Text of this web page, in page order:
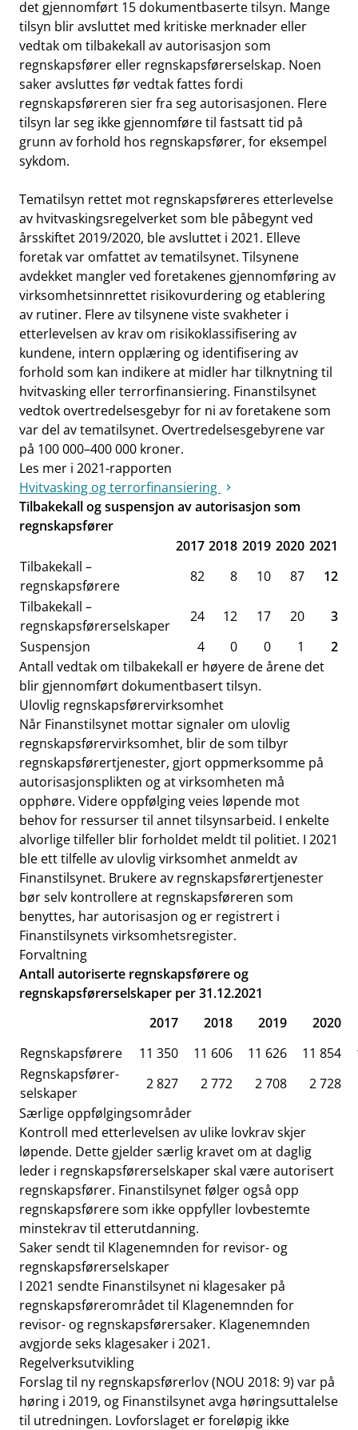
det gjennomført 15 dokumentbaserte tilsyn. Mange
tilsyn blir avsluttet med kritiske merknader eller
vedtak om tilbakekall av autorisasjon som
regnskapsfører eller regnskapsførerselskap. Noen
saker avsluttes før vedtak fattes fordi
regnskapsføreren sier fra seg autorisasjonen. Flere
tilsyn lar seg ikke gjennomføre til fastsatt tid på
grunn av forhold hos regnskapsfører, for eksempel
sykdom.
Tematilsyn rettet mot regnskapsføreres etterlevelse
av hvitvaskingsregelverket som ble påbegynt ved
årsskiftet 2019/2020, ble avsluttet i 2021. Elleve
foretak var omfattet av tematilsynet. Tilsynene
avdekket mangler ved foretakenes gjennomføring av
virksomhetsinnrettet risikovurdering og etablering
av rutiner. Flere av tilsynene viste svakheter i
etterlevelsen av krav om risikoklassifisering av
kundene, intern opplæring og identifisering av
forhold som kan indikere at midler har tilknytning til
hvitvasking eller terrorfinansiering. Finanstilsynet
vedtok overtredelsesgebyr for ni av foretakene som
var del av tematilsynet. Overtredelsesgebyrene var
på 100 000–400 000 kroner.
Les mer i 2021-rapporten
Hvitvasking og terrorfinansiering
Tilbakekall og suspensjon av autorisasjon som
regnskapsfører
2017 2018 2019 2020 2021
Tilbakekall –
regnskapsførere
82 8 10 87
12
Tilbakekall –
regnskapsførerselskaper
24 12 17 20
3
Suspensjon
4 0 0 1
2
Antall vedtak om tilbakekall er høyere de årene det
blir gjennomført dokumentbasert tilsyn.
Ulovlig regnskapsførervirksomhet
Når Finanstilsynet mottar signaler om ulovlig
regnskapsførervirksomhet, blir de som tilbyr
regnskapsførertjenester, gjort oppmerksomme på
autorisasjonsplikten og at virksomheten må
opphøre. Videre oppfølging veies løpende mot
behov for ressurser til annet tilsynsarbeid. I enkelte
alvorlige tilfeller blir forholdet meldt til politiet. I 2021
ble ett tilfelle av ulovlig virksomhet anmeldt av
Finanstilsynet. Brukere av regnskapsførertjenester
bør selv kontrollere at regnskapsføreren som
benyttes, har autorisasjon og er registrert i
Finanstilsynets virksomhetsregister.
Forvaltning
Antall autoriserte regnskapsførere og
regnskapsførerselskaper per 31.12.2021
2017
2018 2019
2020
Regnskapsførere
11 350 11 606 11 626 11 854
Regnskapsfører-
selskaper
2 827 2 772 2 708
2 728
Særlige oppfølgingsområder
Kontroll med etterlevelsen av ulike lovkrav skjer
løpende. Dette gjelder særlig kravet om at daglig
leder i regnskapsførerselskaper skal være autorisert
regnskapsfører. Finanstilsynet følger også opp
regnskapsførere som ikke oppfyller lovbestemte
minstekrav til etterutdanning.
Saker sendt til Klagenemnden for revisor- og
regnskapsførerselskaper
I 2021 sendte Finanstilsynet ni klagesaker på
regnskapsførerområdet til Klagenemnden for
revisor- og regnskapsførersaker. Klagenemnden
avgjorde seks klagesaker i 2021.
Regelverksutvikling
Forslag til ny regnskapsførerlov (NOU 2018: 9) var på
høring i 2019, og Finanstilsynet avga høringsuttalelse
til utredningen. Lovforslaget er foreløpig ikke